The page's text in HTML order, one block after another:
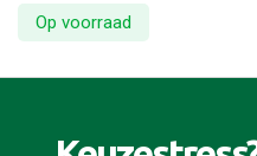
Op voorraad